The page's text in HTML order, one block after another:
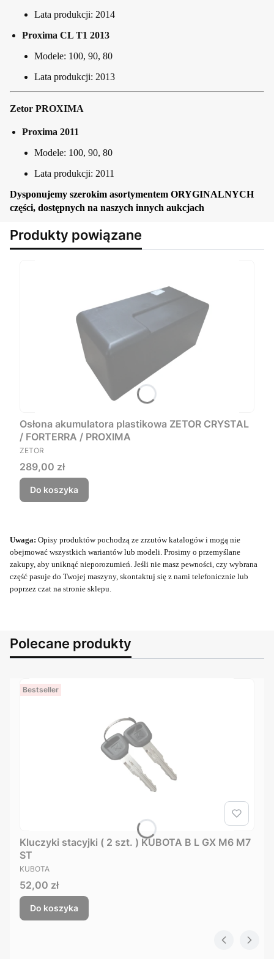
Lata produkcji: 2014
Proxima CL T1 2013
Modele: 100, 90, 80
Lata produkcji: 2013
Zetor PROXIMA
Proxima 2011
Modele: 100, 90, 80
Lata produkcji: 2011
Dysponujemy szerokim asortymentem ORYGINALNYCH
części, dostępnych na naszych innych aukcjach
Produkty powiązane
Osłona akumulatora plastikowa ZETOR CRYSTAL
/ FORTERRA / PROXIMA
PRODUCENT
ZETOR
Cena
289,00 zł
Do koszyka
Uwaga: Opisy produktów pochodzą ze zrzutów katalogów i mogą nie
obejmować wszystkich wariantów lub modeli. Prosimy o przemyślane
zakupy, aby uniknąć nieporozumień. Jeśli nie masz pewności, czy wybrana
część pasuje do Twojej maszyny, skontaktuj się z nami telefonicznie lub
poprzez czat na stronie sklepu.
Polecane produkty
Bestseller
Kluczyki stacyjki ( 2 szt. ) KUBOTA B L GX M6 M7
ST
PRODUCENT
KUBOTA
Cena
52,00 zł
Do koszyka